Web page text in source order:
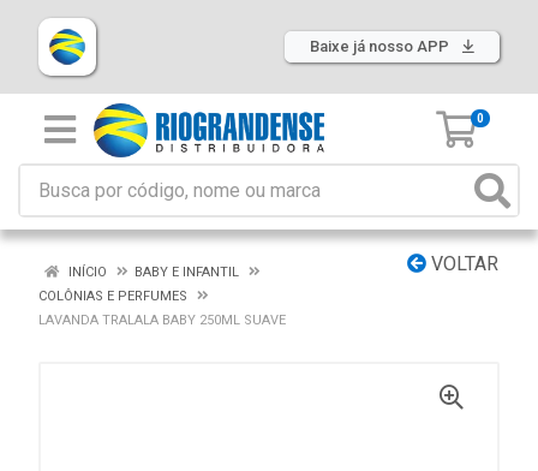
Baixe já nosso APP
0
VOLTAR
INÍCIO
BABY E INFANTIL
COLÔNIAS E PERFUMES
LAVANDA TRALALA BABY 250ML SUAVE